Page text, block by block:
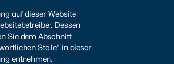
auf dieser Website
Dessen
Sie dem Abschnitt
Stelle“ in dieser
entnehmen.